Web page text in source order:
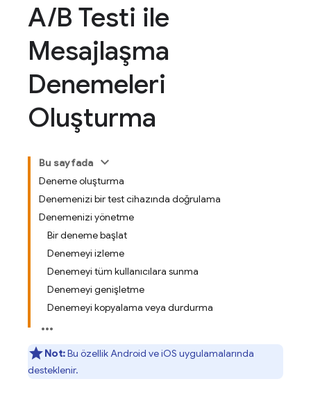
A/B Testi ile
Mesajlaşma
Denemeleri
Oluşturma
Bu sayfada
Deneme oluşturma
Denemenizi bir test cihazında doğrulama
Denemenizi yönetme
Bir deneme başlat
Denemeyi izleme
Denemeyi tüm kullanıcılara sunma
Denemeyi genişletme
Denemeyi kopyalama veya durdurma
Not:Bu özellik Android ve iOS uygulamalarında
desteklenir.